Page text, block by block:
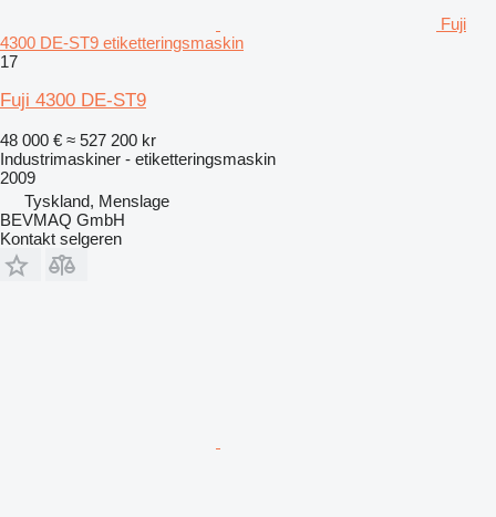
Fuji
4300 DE-ST9 etiketteringsmaskin
17
Fuji 4300 DE-ST9
48 000 € ≈ 527 200 kr
Industrimaskiner - etiketteringsmaskin
2009
Tyskland, Menslage
BEVMAQ GmbH
Kontakt selgeren